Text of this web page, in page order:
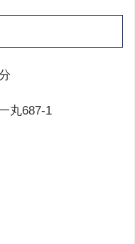
丸687-1